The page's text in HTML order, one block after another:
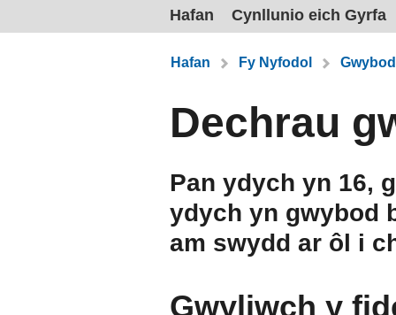
Hafan Cynllunio eich Gyrfa
Rydych chi yma:
Hafan Fy Nyfodol
Dechrau
Pan ydych yn 16,
ydych yn gwybod
am swydd ar ôl i
Gwyliwch y